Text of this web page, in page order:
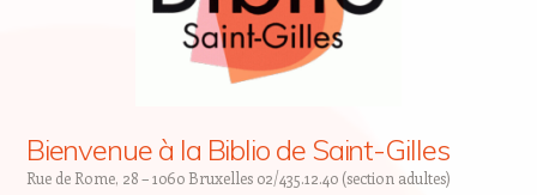
Bienvenue à la Biblio de Saint-Gilles
Rue de Rome, 28 – 1060 Bruxelles 02/435.12.40 (section adultes)